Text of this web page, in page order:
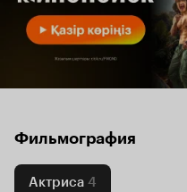
Фильмография
Актриса 4